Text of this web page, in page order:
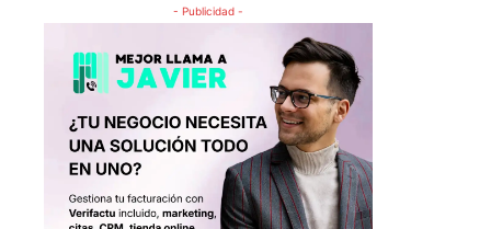
- Publicidad -